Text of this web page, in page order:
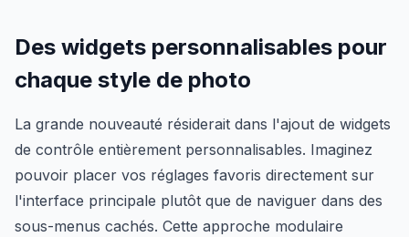
Des widgets personnalisables pour
chaque style de photo
La grande nouveauté résiderait dans l'ajout de widgets
de contrôle entièrement personnalisables. Imaginez
pouvoir placer vos réglages favoris directement sur
l'interface principale plutôt que de naviguer dans des
sous-menus cachés. Cette approche modulaire